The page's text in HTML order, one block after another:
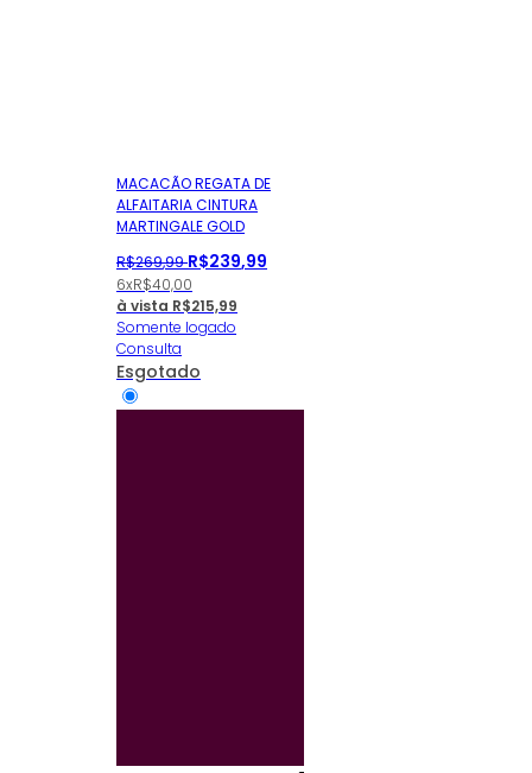
MACACÃO REGATA DE
ALFAITARIA CINTURA
MARTINGALE GOLD
R$269,99 R$239,99
6xR$40,00
à vista R$215,99
Somente logado
Consulta
Esgotado